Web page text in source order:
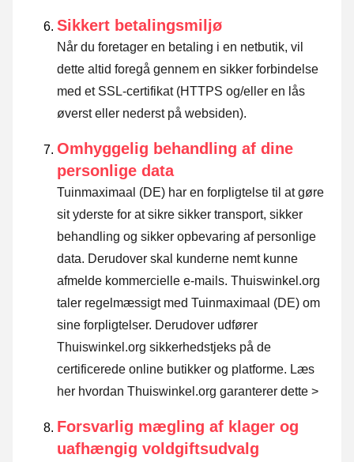
Sikkert betalingsmiljø
Når du foretager en betaling i en netbutik, vil
dette altid foregå gennem en sikker forbindelse
med et SSL-certifikat (HTTPS og/eller en lås
øverst eller nederst på websiden).
Omhyggelig behandling af dine
personlige data
Tuinmaximaal (DE) har en forpligtelse til at gøre
sit yderste for at sikre sikker transport, sikker
behandling og sikker opbevaring af personlige
data. Derudover skal kunderne nemt kunne
afmelde kommercielle e-mails. Thuiswinkel.org
taler regelmæssigt med Tuinmaximaal (DE) om
sine forpligtelser. Derudover udfører
Thuiswinkel.org sikkerhedstjeks på de
certificerede online butikker og platforme. Læs
her hvordan Thuiswinkel.org garanterer dette >
Forsvarlig mægling af klager og
uafhængig voldgiftsudvalg